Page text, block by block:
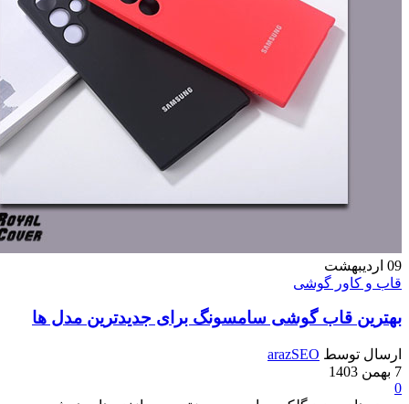
گوشی
قاب گوشی سامسونگ برای جدیدترین مدل ها
arazSEO